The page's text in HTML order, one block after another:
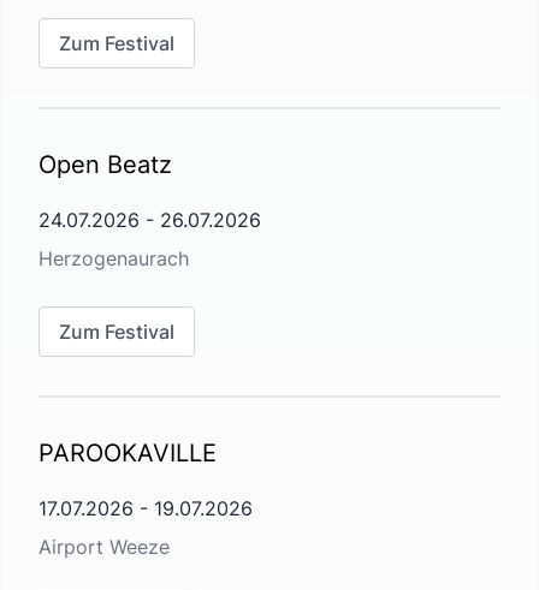
Zum Festival
Open Beatz
24.07.2026 - 26.07.2026
Herzogenaurach
Zum Festival
PAROOKAVILLE
17.07.2026 - 19.07.2026
Airport Weeze